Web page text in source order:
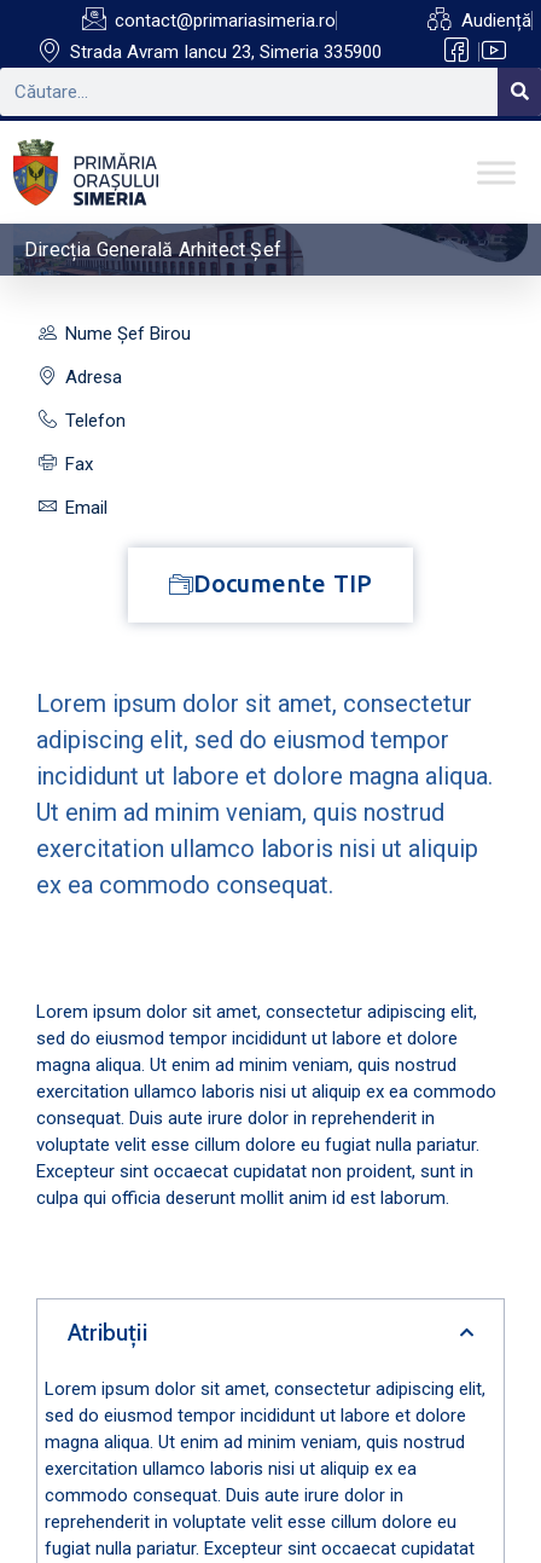
contact@primariasimeria.ro
Strada Avram Iancu 23, Simeria 335900
Audiență
Direcția Generală Arhitect Șef
Nume Șef Birou
Adresa
Telefon
Fax
Email
Documente TIP
Lorem ipsum dolor sit amet, consectetur
adipiscing elit, sed do eiusmod tempor
incididunt ut labore et dolore magna aliqua.
Ut enim ad minim veniam, quis nostrud
exercitation ullamco laboris nisi ut aliquip
ex ea commodo consequat.
Lorem ipsum dolor sit amet, consectetur adipiscing elit,
sed do eiusmod tempor incididunt ut labore et dolore
magna aliqua. Ut enim ad minim veniam, quis nostrud
exercitation ullamco laboris nisi ut aliquip ex ea commodo
consequat. Duis aute irure dolor in reprehenderit in
voluptate velit esse cillum dolore eu fugiat nulla pariatur.
Excepteur sint occaecat cupidatat non proident, sunt in
culpa qui officia deserunt mollit anim id est laborum.
Atribuții
Lorem ipsum dolor sit amet, consectetur adipiscing elit,
sed do eiusmod tempor incididunt ut labore et dolore
magna aliqua. Ut enim ad minim veniam, quis nostrud
exercitation ullamco laboris nisi ut aliquip ex ea
commodo consequat. Duis aute irure dolor in
reprehenderit in voluptate velit esse cillum dolore eu
fugiat nulla pariatur. Excepteur sint occaecat cupidatat